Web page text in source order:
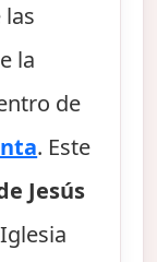
las
la
de
. Este
Jesús